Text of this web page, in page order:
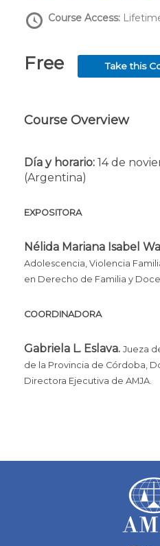
Course Access:
Free Take this
Course Overview
Día y horario: 14 de
(Argentina)
EXPOSITORA
Nélida Mariana Isabel
Adolescencia, Violencia
en Derecho de Familia y
COORDINADORA
Gabriela L. Eslava. Jueza
de la Provincia de Córdoba,
Directora Ejecutiva de AMJA.